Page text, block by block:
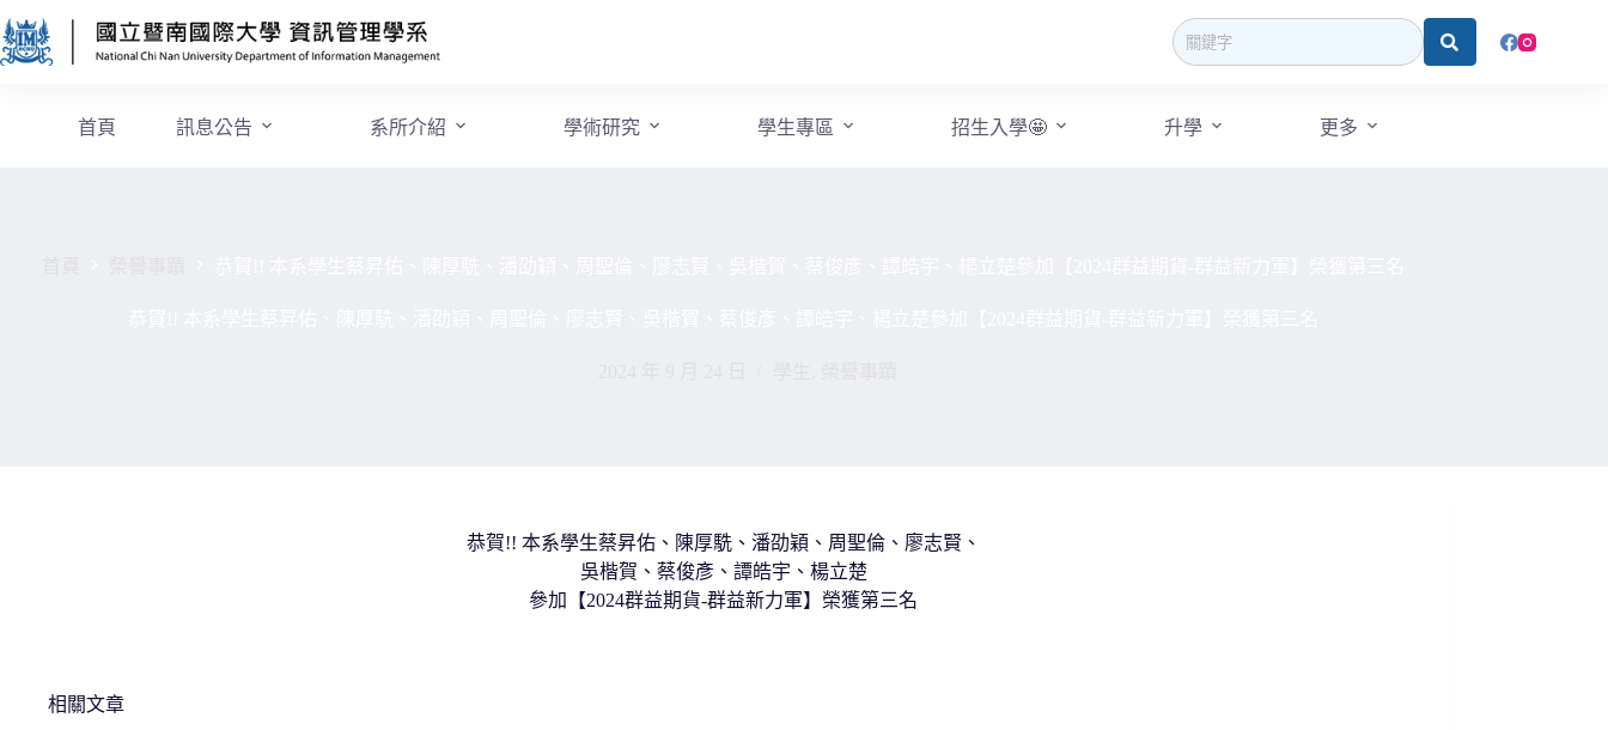
首頁 訊息公告 系所介紹 學術研究 學生專區 招生入學🤩 升學 更多
恭賀!! 本系學生蔡昇佑、陳厚駪、潘劭穎、周聖倫、廖志賢、
吳楷賀、蔡俊彥、譚皓宇、楊立楚
參加【2024群益期貨-群益新力軍】榮獲第三名
相關文章